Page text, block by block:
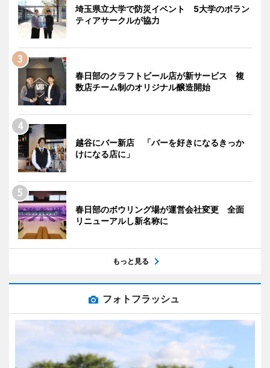
埼玉県立大学で防災イベント 5大学のボラン
ティアサークルが協力
春日部のクラフトビール店が新サービス 複
数店チーム制のオリジナル醸造開始
越谷にバー新店 「バーを好きになるきっか
けになる店に」
春日部のボウリング場が運営会社変更 全面
リニューアルし新名称に
もっと見る
フォトフラッシュ